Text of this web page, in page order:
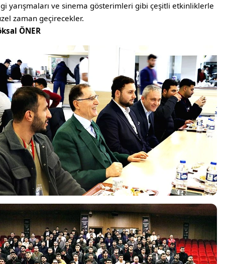
yarışmaları ve sinema gösterimleri gibi çeşitli etkinliklerle
zaman geçirecekler.
ÖNER